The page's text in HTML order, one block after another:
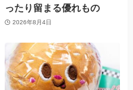
ったり留まる優れもの
2026年8月4日